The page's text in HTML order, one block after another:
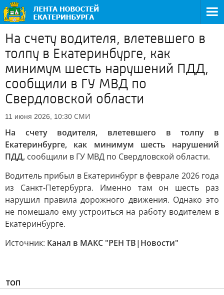
На счету водителя, влетевшего в
толпу в Екатеринбурге, как
минимум шесть нарушений ПДД,
сообщили в ГУ МВД по
Свердловской области
11 июня 2026, 10:30 СМИ
На счету водителя, влетевшего в толпу в
Екатеринбурге, как минимум шесть нарушений
ПДД, сообщили в ГУ МВД по Свердловской области.
Водитель прибыл в Екатеринбург в феврале 2026 года
из Санкт-Петербурга. Именно там он шесть раз
нарушил правила дорожного движения. Однако это
не помешало ему устроиться на работу водителем в
Екатеринбурге.
Источник: Канал в МАКС "РЕН ТВ|Новости"
ТОП